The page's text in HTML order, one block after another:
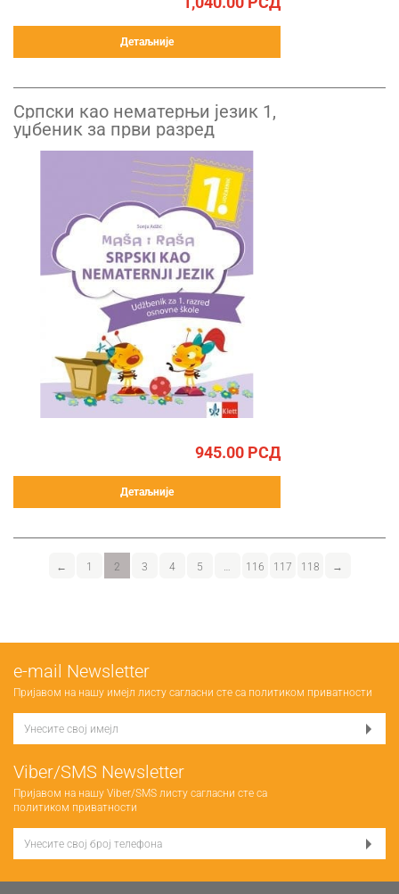
Детаљније
Српски као нематерњи језик 1,
уџбеник за први разред
945.00 РСД
Детаљније
← 1 2 3 4 5 116 117 118 →
е-mail Newsletter
Пријавом на нашу имејл листу сагласни сте са политиком приватности
Viber/SMS Newsletter
Пријавом на нашу Viber/SMS листу сагласни сте са
политиком приватности